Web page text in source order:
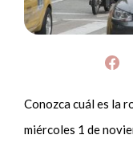
Conozca cuál es la
miércoles 1 de